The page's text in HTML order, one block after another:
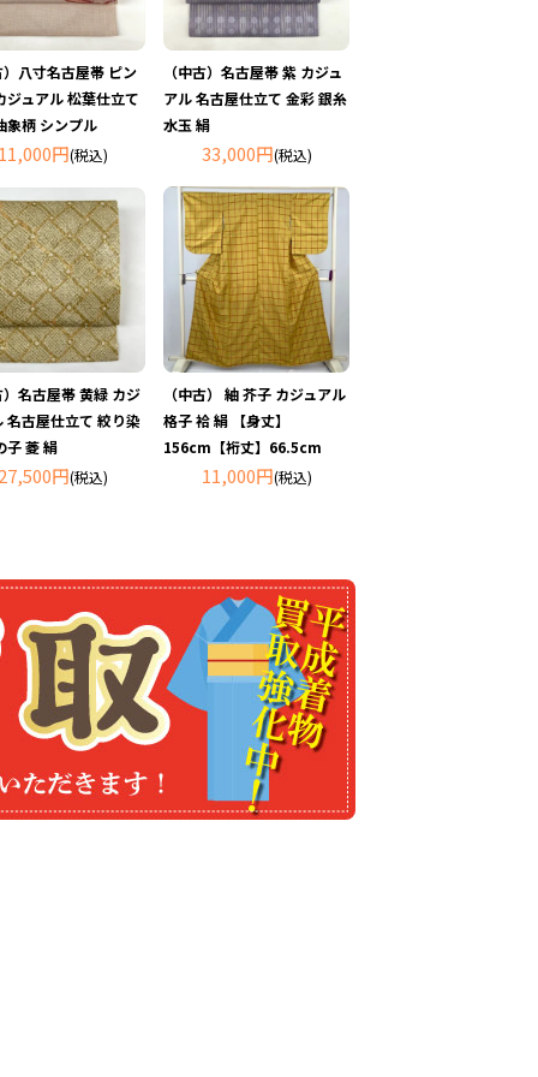
八寸名古屋帯 ピン
ジュアル 松葉仕立て
象柄 シンプル
円(税込)
（中古）名古屋帯 紫 カジュ
アル 名古屋仕立て 金彩 銀糸
水玉 絹
33,000円(税込)
名古屋帯 黄緑 カジ
名古屋仕立て 絞り染
子 菱 絹
円(税込)
（中古） 紬 芥子 カジュアル
格子 袷 絹 【身丈】
156cm【裄丈】66.5cm
11,000円(税込)